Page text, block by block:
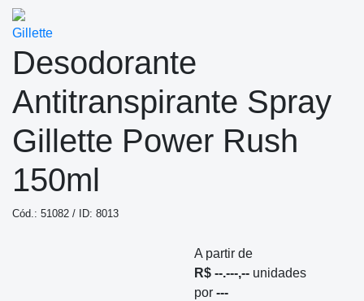
Gillette
Desodorante
Antitranspirante Spray
Gillette Power Rush
150ml
Cód.: 51082 / ID: 8013
A partir de
R$ --.---,-- unidades
por ---